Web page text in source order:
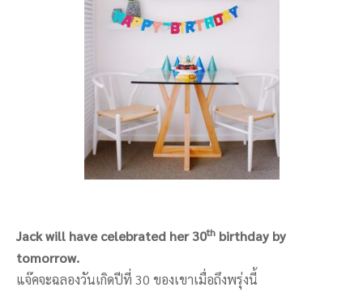
Jack will have celebrated her 30th birthday by
tomorrow.
แจ๊คจะฉลองวันเกิดปีที่ 30 ของเขาเมื่อถึงพรุ่งนี้